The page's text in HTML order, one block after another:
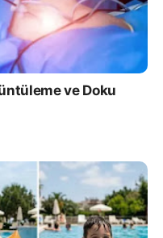
ve Doku